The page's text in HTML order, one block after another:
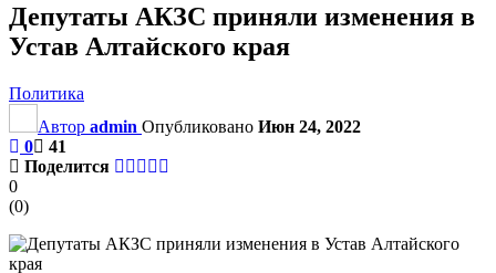
Депутаты АКЗС приняли изменения в
Устав Алтайского края
Политика
Автор admin Опубликовано Июн 24, 2022
0
41
Поделится
0
(0)